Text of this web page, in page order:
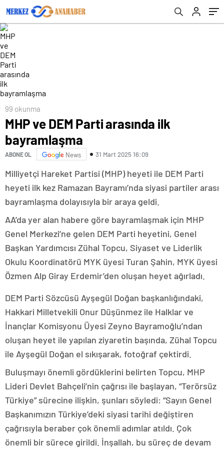
99 okunma
MHP ve DEM Parti arasında ilk
bayramlaşma
ABONE OL News 31 Mart 2025 16:09
Milliyetçi Hareket Partisi (MHP) heyeti ile DEM Parti
heyeti ilk kez Ramazan Bayramı’nda siyasi partiler arası
bayramlaşma dolayısıyla bir araya geldi.
AA’da yer alan habere göre bayramlaşmak için MHP
Genel Merkezi’ne gelen DEM Parti heyetini, Genel
Başkan Yardımcısı Zühal Topcu, Siyaset ve Liderlik
Okulu Koordinatörü MYK üyesi Turan Şahin, MYK üyesi
Özmen Alp Giray Erdemir’den oluşan heyet ağırladı.
DEM Parti Sözcüsü Ayşegül Doğan başkanlığındaki,
Hakkari Milletvekili Onur Düşünmez ile Halklar ve
İnançlar Komisyonu Üyesi Zeyno Bayramoğlu’ndan
oluşan heyet ile yapılan ziyaretin başında, Zühal Topcu
ile Ayşegül Doğan el sıkışarak, fotoğraf çektirdi.
Buluşmayı önemli gördüklerini belirten Topcu, MHP
Lideri Devlet Bahçeli’nin çağrısı ile başlayan, “Terörsüz
Türkiye” sürecine ilişkin, şunları söyledi: “Sayın Genel
Başkanımızın Türkiye’deki siyasi tarihi değiştiren
çağrısıyla beraber çok önemli adımlar atıldı. Çok
önemli bir sürece girildi. İnşallah, bu süreç de devam